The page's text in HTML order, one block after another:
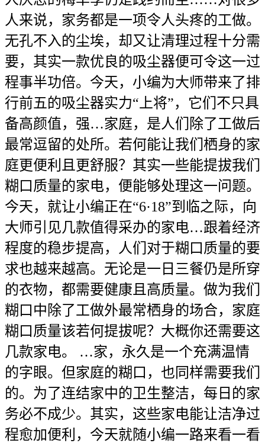
人来说，家务都是一项令人头疼的工做。
无孔不入的尘埃，却又让清理过程十分需
要，其实一款优良的吸尘器便可令这一过
程事半功倍。今天，小编为大师带来了排
行前五的吸尘器实力“上将”，它们不只具
备高颜值，强…家庭，是人们除了工做后
最常逗留的处所。若何能让我们栖身的家
庭更便利且更舒服？其实一些能提拔我们
糊口质量的家电，便能够处理这一问题。
今天，就让小编正在“6·18”到临之际，向
大师引见几款值得采办的家电…跟着经济
程度的稳步提高，人们对于糊口质量的要
求也越来越高。无论是一日三餐仍是所穿
的衣物，都需要健康且高质量。做为我们
糊口中除了工做外最常栖身的场合，家庭
糊口质量该若何提拔呢？大概你还需要这
几款家电。 …家，永久是一个充满温情
的字眼。但家庭的糊口，也同样需要我们
的。为了连结家中的卫生整洁，每日的家
务必不成少。其实，这些家电能让洁净过
程愈加便利，今天就随小编一路来看一看